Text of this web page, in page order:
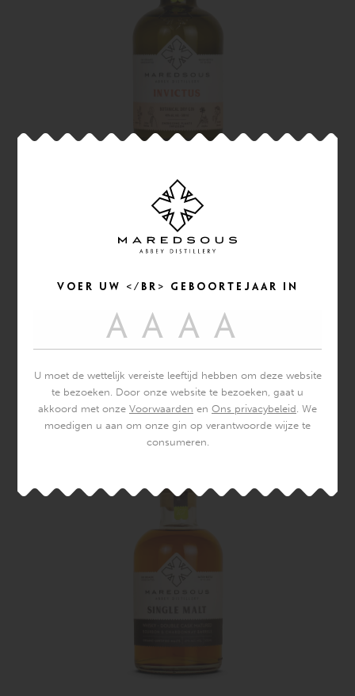
BOTANICAL DRY GINS
BOTANICAL LIQUEURS
Voer uw </br> geboortejaar in
U moet de wettelijk vereiste leeftijd hebben om deze website
te bezoeken. Door onze website te bezoeken, gaat u
akkoord met onze Voorwaarden en Ons privacybeleid . We
moedigen u aan om onze gin op verantwoorde wijze te
consumeren.